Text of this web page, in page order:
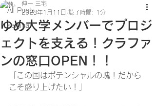
All Posts
seminar
ゆめ大学メンバーでプロジ
ェクトを支える！クラファ
ンの窓口OPEN！！
伸一 三宅
2023年1月11日 読了時間: 1分
「この国はポテンシャルの塊！だから
こそ盛り上げたい！」